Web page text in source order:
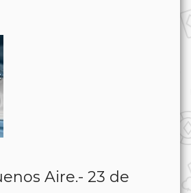
Aire.- 23 de